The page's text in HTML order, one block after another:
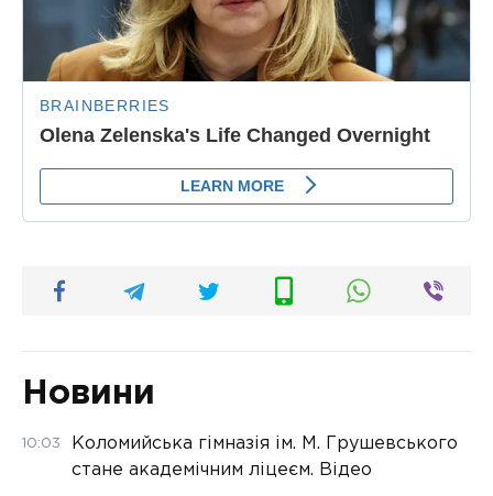
Новини
10:03
Коломийська гімназія ім. М. Грушевського
стане академічним ліцеєм. Відео